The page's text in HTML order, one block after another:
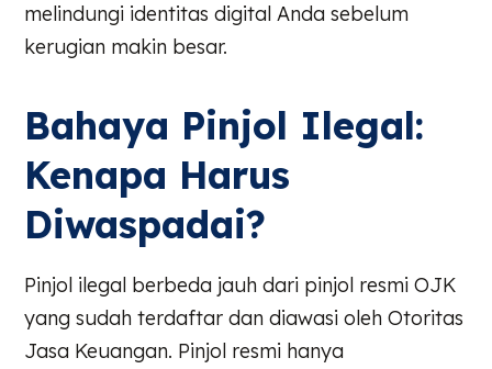
melindungi identitas digital Anda sebelum
kerugian makin besar.
Bahaya Pinjol Ilegal:
Kenapa Harus
Diwaspadai?
Pinjol ilegal berbeda jauh dari pinjol resmi OJK
yang sudah terdaftar dan diawasi oleh Otoritas
Jasa Keuangan. Pinjol resmi hanya